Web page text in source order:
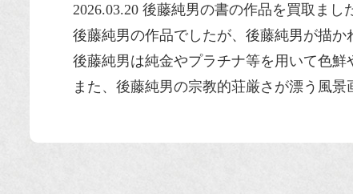
2026.03.20 後藤純男の書の作品を買取まし
後藤純男の作品でしたが、後藤純男が描か
後藤純男は純金やプラチナ等を用いて色鮮
また、後藤純男の宗教的荘厳さが漂う風景